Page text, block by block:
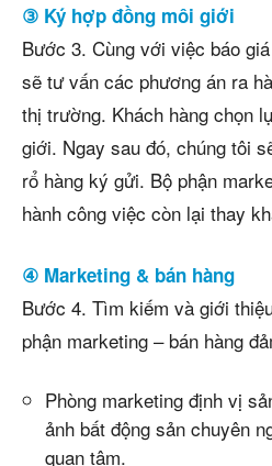
③ Ký hợp đồng môi giới
Bước 3. Cùng với việc báo
sẽ tư vấn các phương án ra
thị trường. Khách hàng chọn
giới. Ngay sau đó, chúng tôi
rổ hàng ký gửi. Bộ phận
hành công việc còn lại thay
④ Marketing & bán hàng
Bước 4. Tìm kiếm và giới
phận marketing – bán hàng
Phòng marketing định vị
ảnh bất động sản chuyên
quan tâm.